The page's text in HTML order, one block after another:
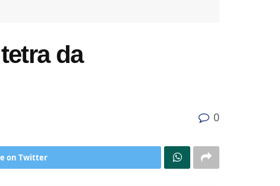
da
0
on Twitter